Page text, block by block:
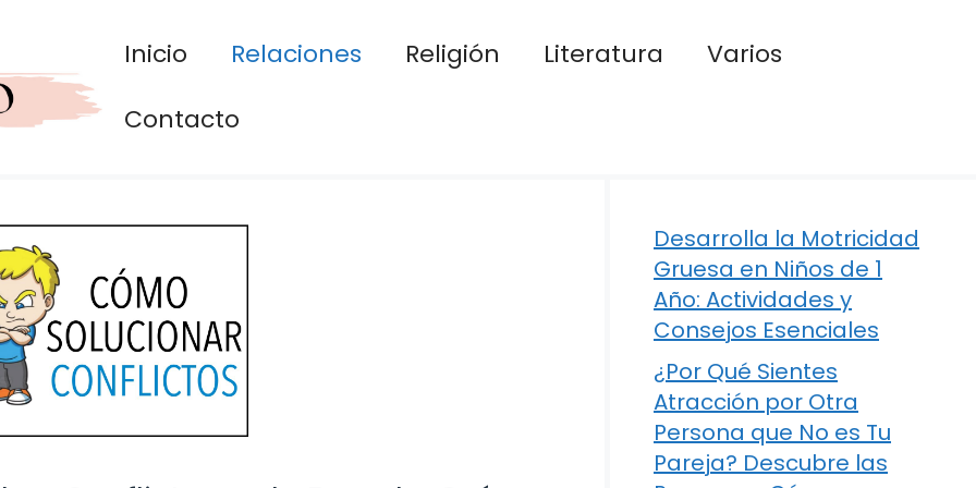
Inicio Relaciones Religión Literatura
Varios
Contacto
Desarrolla la Motricidad
Gruesa en Niños de 1
Año: Actividades y
Consejos Esenciales
¿Por Qué Sientes
Atracción por Otra
Persona que No es Tu
Pareja? Descubre las